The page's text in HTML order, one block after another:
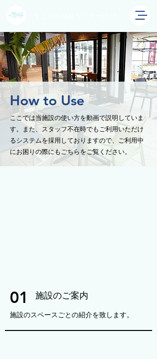
How to Use
ここでは当施設の使い方を動画で説明していま
す。また、スタッフ不在時でもご利用いただけ
るシステムを採用しておりますので、ご利用中
にお困りの際にもごちらをご覧ください。
01 施設のご案内
施設のスペースごとの紹介を致します。